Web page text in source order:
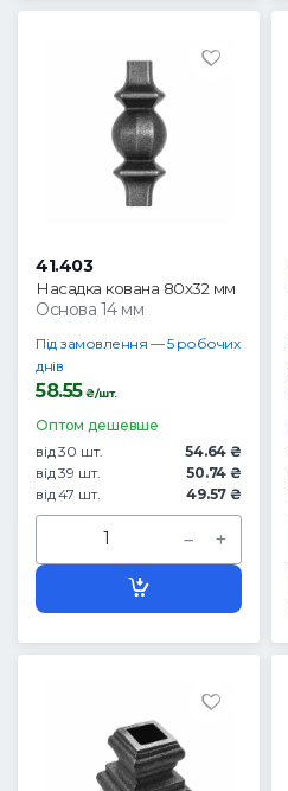
41.403
Насадка кована 80х32 мм
Основа 14 мм
Під замовлення — 5 робочих
днів
58.55₴/шт.
Оптом дешевше
від 30 шт.
54.64 ₴
від 39 шт.
50.74 ₴
від 47 шт.
49.57 ₴